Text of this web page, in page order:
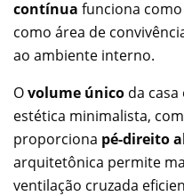
contínua funciona
como área de
ao ambiente interno.
Ovolume único da
estética minimalista,
proporciona pé-direito
arquitetônica permite
ventilação cruzada